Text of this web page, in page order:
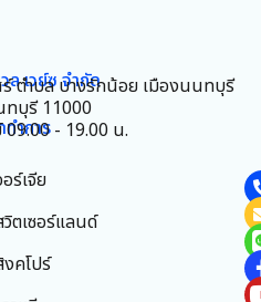
ล เวย์ซ จำกัด
ตำบล บางรักน้อย เมืองนนทบุรี
ทบุรี 11000
ทำการ- 19.00 น.
ร์เจีย
ตเซอร์แลนด์
คโปร์